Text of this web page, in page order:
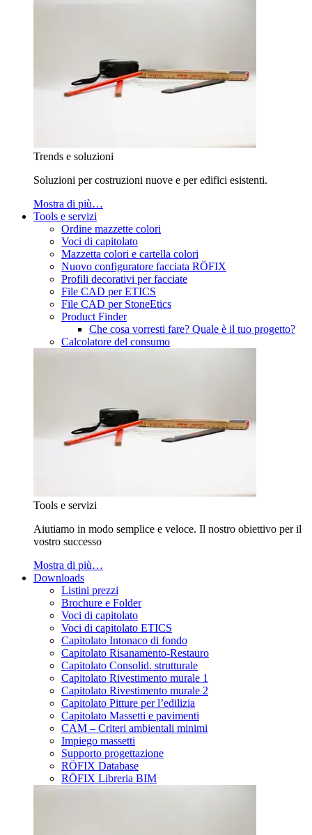
Trends e soluzioni
Soluzioni per costruzioni nuove e per edifici esistenti.
Mostra di più…
Tools e servizi
Ordine mazzette colori
Voci di capitolato
Mazzetta colori e cartella colori
Nuovo configuratore facciata RÖFIX
Profili decorativi per facciate
File CAD per ETICS
File CAD per StoneEtics
Product Finder
Che cosa vorresti fare? Quale è il tuo progetto?
Calcolatore del consumo
Tools e servizi
Aiutiamo in modo semplice e veloce. Il nostro obiettivo per il
vostro successo
Mostra di più…
Downloads
Listini prezzi
Brochure e Folder
Voci di capitolato
Voci di capitolato ETICS
Capitolato Intonaco di fondo
Capitolato Risanamento-Restauro
Capitolato Consolid. strutturale
Capitolato Rivestimento murale 1
Capitolato Rivestimento murale 2
Capitolato Pitture per l’edilizia
Capitolato Massetti e pavimenti
CAM – Criteri ambientali minimi
Impiego massetti
Supporto progettazione
RÖFIX Database
RÖFIX Libreria BIM